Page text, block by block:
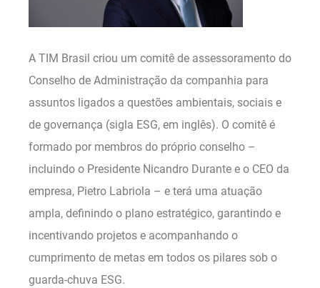
A TIM Brasil criou um comitê de assessoramento do
Conselho de Administração da companhia para
assuntos ligados a questões ambientais, sociais e
de governança (sigla ESG, em inglês). O comitê é
formado por membros do próprio conselho –
incluindo o Presidente Nicandro Durante e o CEO da
empresa, Pietro Labriola – e terá uma atuação
ampla, definindo o plano estratégico, garantindo e
incentivando projetos e acompanhando o
cumprimento de metas em todos os pilares sob o
guarda-chuva ESG.